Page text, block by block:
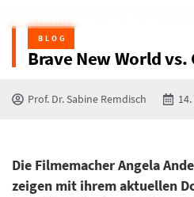
BLOG
Brave New World vs.
Prof. Dr. Sabine Remdisch
Die Filmemacher Angela
zeigen mit ihrem aktuellen